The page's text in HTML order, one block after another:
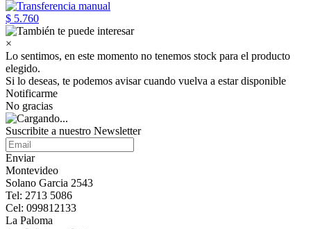
$ 5.760
×
Lo sentimos, en este momento no tenemos stock para el producto
elegido.
Si lo deseas, te podemos avisar cuando vuelva a estar disponible
Notificarme
No gracias
Suscribite a nuestro Newsletter
Enviar
Montevideo
Solano Garcia 2543
Tel: 2713 5086
Cel: 099812133
La Paloma